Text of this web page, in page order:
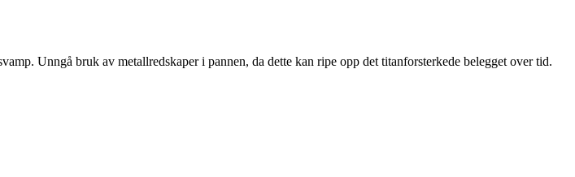
Unngå bruk av metallredskaper i pannen, da dette kan ripe opp det titanforsterkede belegget over tid.